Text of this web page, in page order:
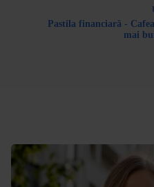
Pastila financiară -
mai